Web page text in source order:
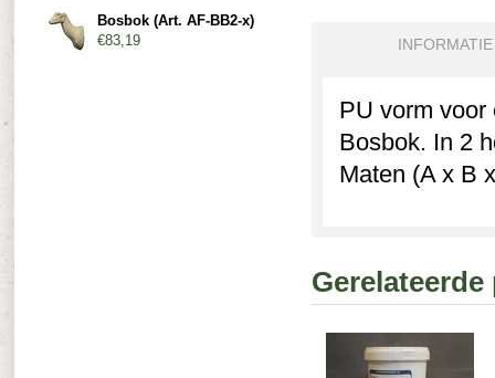
INFORMATIE
PU vorm voor
Bosbok. In 2
Maten (A x B
Bosbok (Art. AF-BB2-x)
€83,19